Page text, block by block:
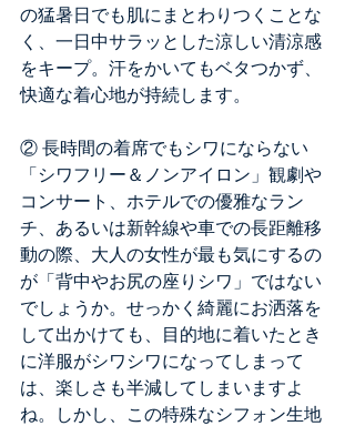
の猛暑日でも肌にまとわりつくことな
く、一日中サラッとした涼しい清涼感
をキープ。汗をかいてもベタつかず、
快適な着心地が持続します。
② 長時間の着席でもシワにならない
「シワフリー＆ノンアイロン」観劇や
コンサート、ホテルでの優雅なラン
チ、あるいは新幹線や車での長距離移
動の際、大人の女性が最も気にするの
が「背中やお尻の座りシワ」ではない
でしょうか。せっかく綺麗にお洒落を
して出かけても、目的地に着いたとき
に洋服がシワシワになってしまって
は、楽しさも半減してしまいますよ
ね。しかし、この特殊なシフォン生地